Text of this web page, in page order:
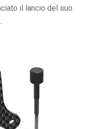
il lancio del suo